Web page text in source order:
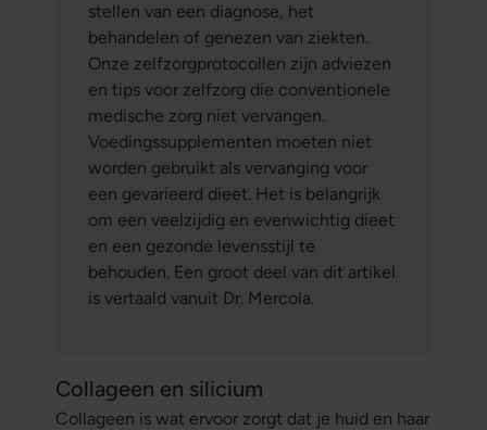
stellen van een diagnose, het
behandelen of genezen van ziekten.
Onze zelfzorgprotocollen zijn adviezen
en tips voor zelfzorg die conventionele
medische zorg niet vervangen.
Voedingssupplementen moeten niet
worden gebruikt als vervanging voor
een gevarieerd dieet. Het is belangrijk
om een veelzijdig en evenwichtig dieet
en een gezonde levensstijl te
behouden. Een groot deel van dit artikel
is vertaald vanuit Dr. Mercola.
Collageen en silicium
Collageen is wat ervoor zorgt dat je huid en haar